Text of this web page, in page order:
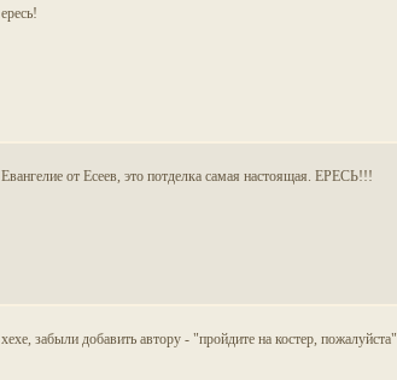
ересь!
Евангелие от Есеев, это потделка самая настоящая. ЕРЕСЬ!!!
хехе, забыли добавить автору - "пройдите на костер, пожалуйста"